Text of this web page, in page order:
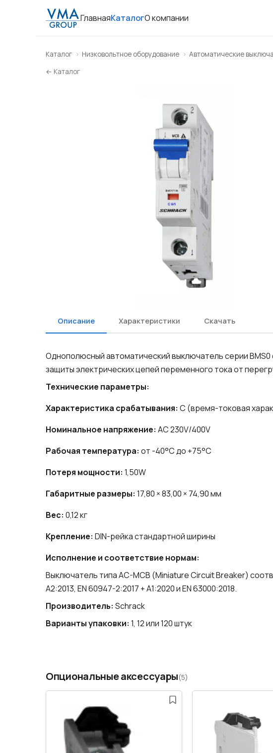
ГлавнаяКаталогО компании
Каталог Низковольтное оборудование Автоматические
← Каталог
Описание Характеристики Скачать
Однополюсный автоматический выключатель серии
защиты электрических цепей переменного тока от
Технические параметры:
Характеристика срабатывания: C (время-токовая
Номинальное напряжение: AC 230V/400V
Рабочая температура: от -40°C до +75°C
Потеря мощности: 1,50W
Габаритные размеры: 17,80 × 83,00 × 74,90 мм
Вес: 0,12 кг
Крепление: DIN-рейка стандартной ширины
Исполнение и соответствие нормам:
Выключатель типа AC-MCB (Miniature Circuit Breaker)
A2:2013, EN 60947-2:2017 + A1:2020 и EN 63000:2018.
Производитель: Schrack
Варианты упаковки: 1, 12 или 120 штук
Опциональные аксессуары(5)